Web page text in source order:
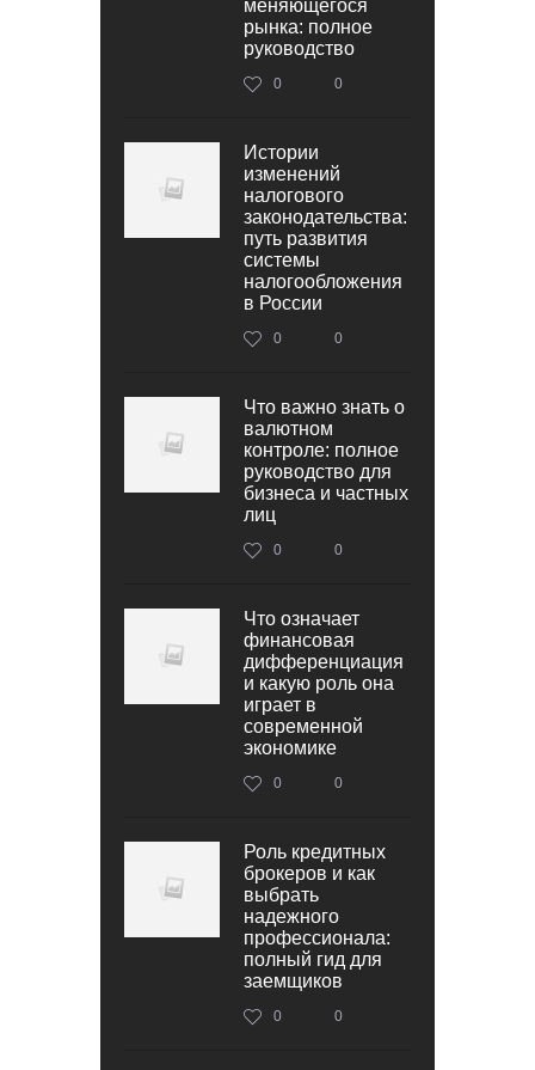
меняющегося
рынка: полное
руководство
0 0
Истории
изменений
налогового
законодательства:
путь развития
системы
налогообложения
в России
0 0
Что важно знать о
валютном
контроле: полное
руководство для
бизнеса и частных
лиц
0 0
Что означает
финансовая
дифференциация
и какую роль она
играет в
современной
экономике
0 0
Роль кредитных
брокеров и как
выбрать
надежного
профессионала:
полный гид для
заемщиков
0 0